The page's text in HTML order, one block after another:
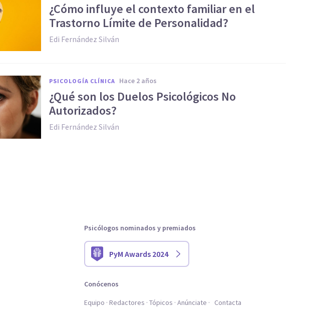
¿Cómo influye el contexto familiar en el
Trastorno Límite de Personalidad?
Edi Fernández Silván
PSICOLOGÍA CLÍNICA hace 2 años
¿Qué son los Duelos Psicológicos No
Autorizados?
Edi Fernández Silván
Psicólogos nominados y premiados
PyM Awards 2024
Conócenos
Equipo Redactores Tópicos Anúnciate Contacta